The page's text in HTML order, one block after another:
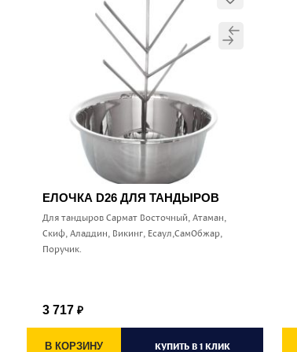
ЕЛОЧКА D26 ДЛЯ ТАНДЫРОВ
Для тандыров Сармат Восточный, Атаман,
Скиф, Аладдин, Викинг, Есаул,СамОбжар,
Поручик.
3 717 ₽
В КОРЗИНУ КУПИТЬ В 1 КЛИК